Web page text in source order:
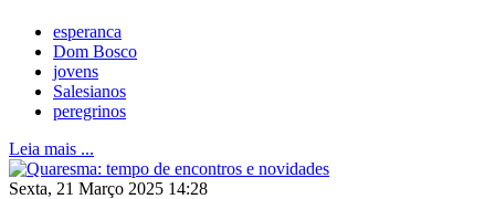
esperanca
Dom Bosco
jovens
Salesianos
peregrinos
Leia mais ...
Sexta, 21 Março 2025 14:28